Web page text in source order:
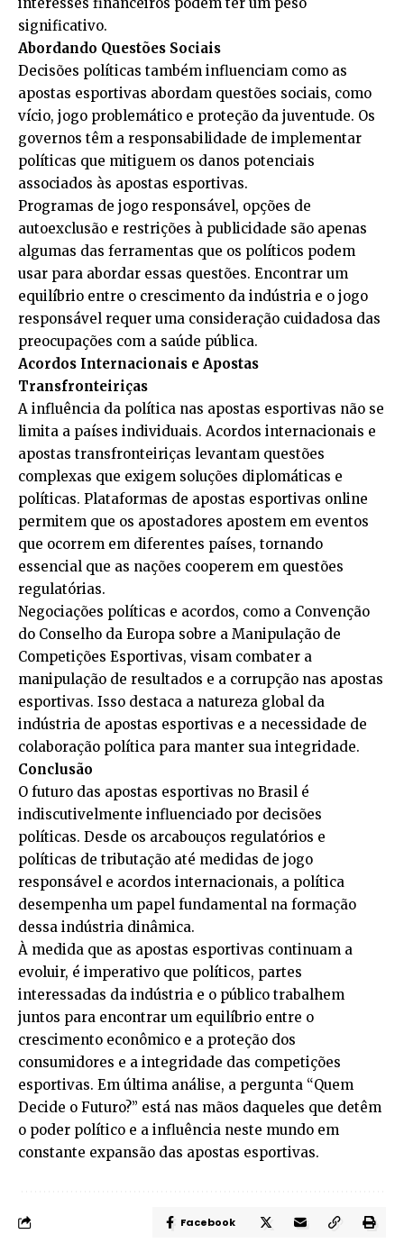
significativo.
Abordando Questões Sociais
Decisões políticas também influenciam como as
apostas esportivas abordam questões sociais, como
vício, jogo problemático e proteção da juventude. Os
governos têm a responsabilidade de implementar
políticas que mitiguem os danos potenciais
associados às apostas esportivas.
Programas de jogo responsável, opções de
autoexclusão e restrições à publicidade são apenas
algumas das ferramentas que os políticos podem
usar para abordar essas questões. Encontrar um
equilíbrio entre o crescimento da indústria e o jogo
responsável requer uma consideração cuidadosa das
preocupações com a saúde pública.
Acordos Internacionais e Apostas
Transfronteiriças
A influência da política nas apostas esportivas não se
limita a países individuais. Acordos internacionais e
apostas transfronteiriças levantam questões
complexas que exigem soluções diplomáticas e
políticas. Plataformas de apostas esportivas online
permitem que os apostadores apostem em eventos
que ocorrem em diferentes países, tornando
essencial que as nações cooperem em questões
regulatórias.
Negociações políticas e acordos, como a Convenção
do Conselho da Europa sobre a Manipulação de
Competições Esportivas, visam combater a
manipulação de resultados e a corrupção nas apostas
esportivas. Isso destaca a natureza global da
indústria de apostas esportivas e a necessidade de
colaboração política para manter sua integridade.
Conclusão
O futuro das apostas esportivas no Brasil é
indiscutivelmente influenciado por decisões
políticas. Desde os arcabouços regulatórios e
políticas de tributação até medidas de jogo
responsável e acordos internacionais, a política
desempenha um papel fundamental na formação
dessa indústria dinâmica.
À medida que as apostas esportivas continuam a
evoluir, é imperativo que políticos, partes
interessadas da indústria e o público trabalhem
juntos para encontrar um equilíbrio entre o
crescimento econômico e a proteção dos
consumidores e a integridade das competições
esportivas. Em última análise, a pergunta “Quem
Decide o Futuro?” está nas mãos daqueles que detêm
o poder político e a influência neste mundo em
constante expansão das apostas esportivas.
Facebook